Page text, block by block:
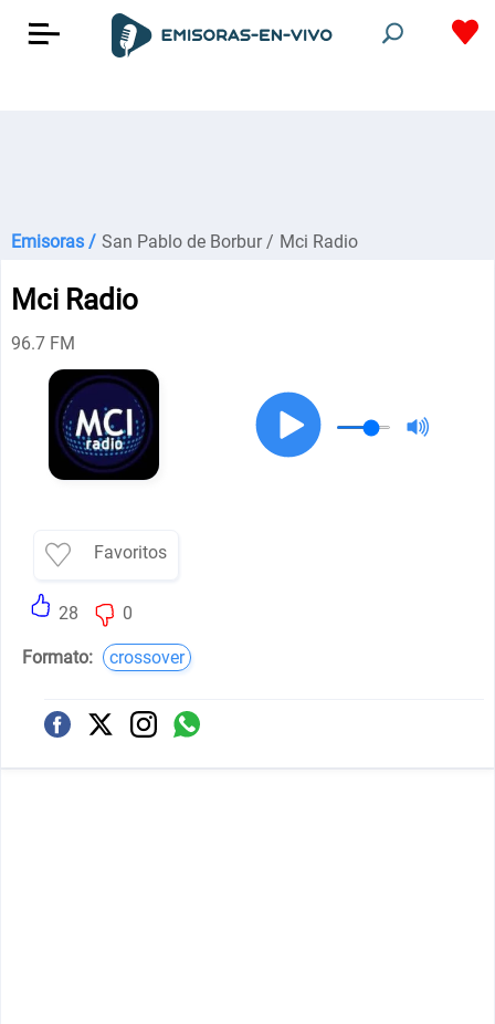
Emisoras / San Pablo de Borbur / Mci Radio
Mci Radio
96.7 FM
Favoritos
28 0
Formato: crossover